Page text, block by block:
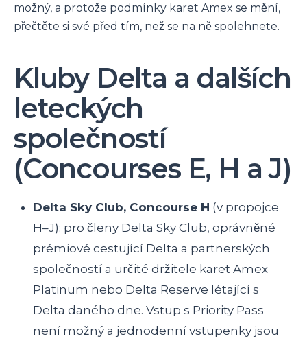
možný, a protože podmínky karet Amex se mění,
přečtěte si své před tím, než se na ně spolehnete.
Kluby Delta a dalších
leteckých
společností
(Concourses E, H a J)
Delta Sky Club, Concourse H (v propojce
H–J): pro členy Delta Sky Club, oprávněné
prémiové cestující Delta a partnerských
společností a určité držitele karet Amex
Platinum nebo Delta Reserve létající s
Delta daného dne. Vstup s Priority Pass
není možný a jednodenní vstupenky jsou